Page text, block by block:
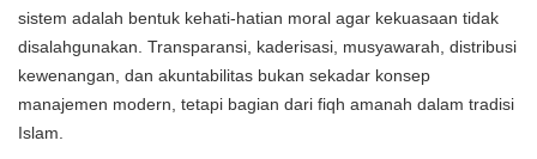
sistem adalah bentuk kehati-hatian moral agar kekuasaan tidak
disalahgunakan. Transparansi, kaderisasi, musyawarah, distribusi
kewenangan, dan akuntabilitas bukan sekadar konsep
manajemen modern, tetapi bagian dari fiqh amanah dalam tradisi
Islam.